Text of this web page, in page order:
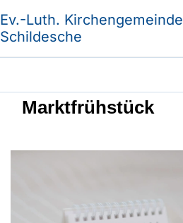
Ev.-Luth. Kirchengemeinde
Schildesche
Marktfrühstück